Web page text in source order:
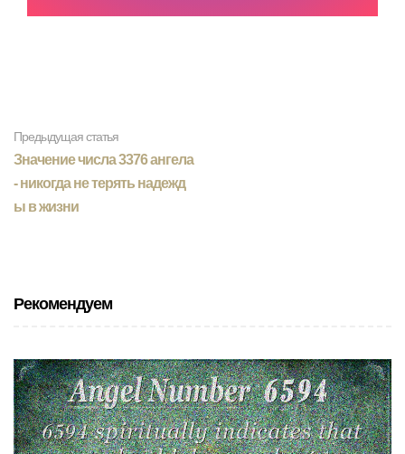
Предыдущая статья
Значение числа 3376 ангела
- никогда не терять надежд
ы в жизни
Рекомендуем